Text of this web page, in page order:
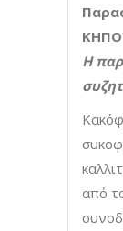
Η
από